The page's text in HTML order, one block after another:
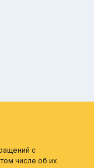
с
числе об их